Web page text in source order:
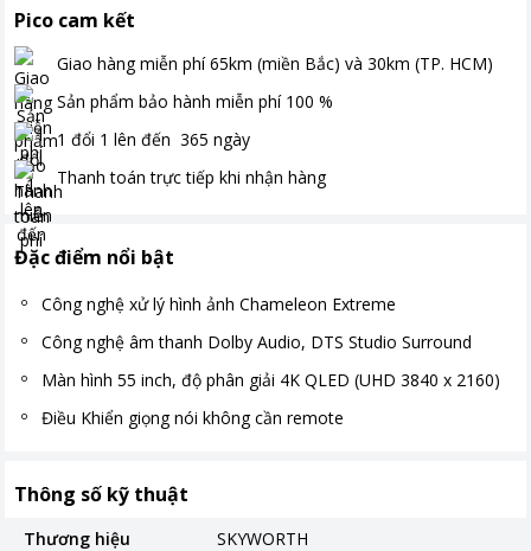
Pico cam kết
Giao hàng miễn phí 65km (miền Bắc) và 30km (TP. HCM)
Sản phẩm bảo hành miễn phí 100 %
1 đổi 1 lên đến 365 ngày
Thanh toán trực tiếp khi nhận hàng
Đặc điểm nổi bật
Công nghệ xử lý hình ảnh Chameleon Extreme
Công nghệ âm thanh Dolby Audio, DTS Studio Surround
Màn hình 55 inch, độ phân giải 4K QLED (UHD 3840 x 2160)
Điều Khiển giọng nói không cần remote
Thông số kỹ thuật
Thương hiệu
SKYWORTH